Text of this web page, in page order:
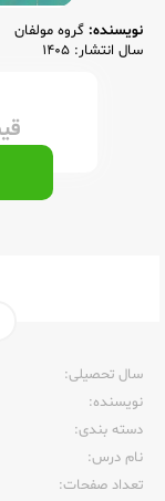
نویسنده: گروه مولفان
سال انتشار: 1405
سال تحصیلی:‌
نویسنده:‌
دسته بندی:
نام درس:
تعداد صفحات:‌